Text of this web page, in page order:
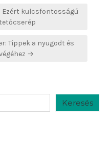
Ezért kulcsfontosságú
Tippek a nyugodt és
→
Keresés